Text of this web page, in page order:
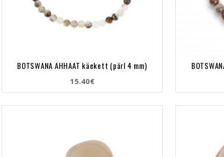
BOTSWANA AHHAAT käekett (pärl 4 mm)
15.40€